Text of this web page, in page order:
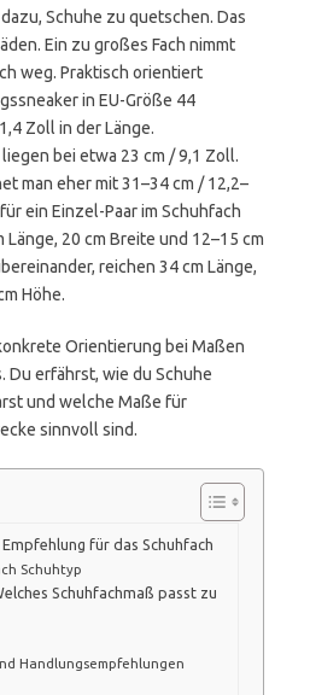
Schuhe zu quetschen. Das
Ein zu großes Fach nimmt
weg. Praktisch orientiert
in EU-Größe 44
Zoll in der Länge.
bei etwa 23 cm / 9,1 Zoll.
man eher mit 31–34 cm / 12,2–
ein Einzel-Paar im Schuhfach
20 cm Breite und 12–15 cm
reichen 34 cm Länge,
Höhe.
Orientierung bei Maßen
Du erfährst, wie du Schuhe
und welche Maße für
sinnvoll sind.
für das Schuhfach
Schuhtyp
Schuhfachmaß passt zu
Handlungsempfehlungen